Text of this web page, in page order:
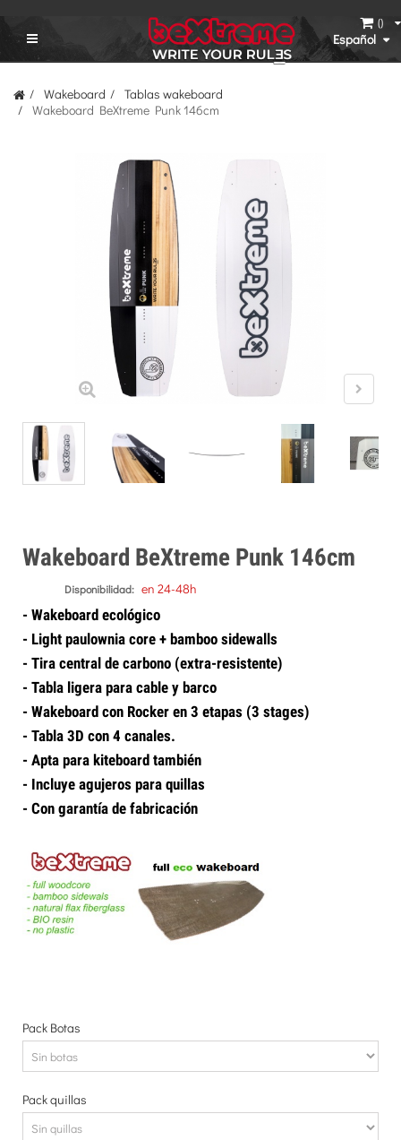
Español
()
Wakeboard
Tablas wakeboard
Wakeboard BeXtreme Punk 146cm
Wakeboard BeXtreme Punk 146cm
Disponibilidad: en 24-48h
- Wakeboard ecológico
- Light paulownia core + bamboo sidewalls
- Tira central de carbono (extra-resistente)
- Tabla ligera para cable y barco
- Wakeboard con Rocker en 3 etapas (3 stages)
- Tabla 3D con 4 canales.
- Apta para kiteboard también
- Incluye agujeros para quillas
- Con garantía de fabricación
Pack Botas
Pack quillas